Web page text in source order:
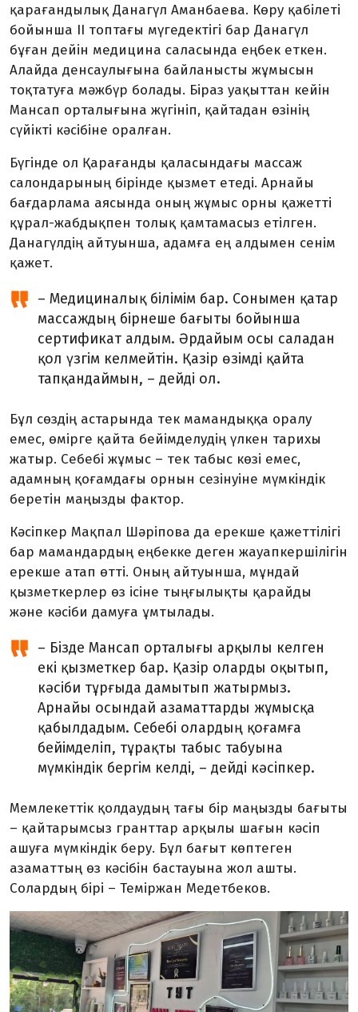
қарағандылық Данагүл Аман­баева. Көру қабілеті
бойынша II топтағы мүгедектігі бар Данагүл
бұған дейін медицина саласында еңбек еткен.
Алайда денсаулығына байланысты жұмысын
тоқтатуға мәжбүр болады. Біраз уақыттан кейін
Мансап орталығына жүгініп, қайтадан өзінің
сүйікті кәсібіне оралған.
Бүгінде ол Қарағанды қаласындағы массаж
салондарының бірінде қызмет етеді. Арнайы
бағдарлама аясында оның жұмыс орны қажетті
құрал-жабдықпен толық қамтамасыз етілген.
Данагүлдің айтуынша, адамға ең алдымен сенім
қажет.
– Медициналық білімім бар. Сонымен қатар
массаждың бірнеше бағыты бойынша
сертификат алдым. Әрдайым осы саладан
қол үзгім келмейтін. Қазір өзімді қайта
тапқандаймын, – дейді ол.
Бұл сөздің астарында тек мамандыққа оралу
емес, өмірге қайта бейімделудің үлкен тарихы
жатыр. Себебі жұмыс – тек табыс көзі емес,
адамның қоғамдағы орнын се­зінуіне мүмкіндік
беретін маңызды фактор.
Кәсіпкер Мақпал Шәріпова да ерекше қажеттілігі
бар мамандардың еңбекке деген жауапкершілігін
ерекше атап өтті. Оның айтуынша, мұндай
қызметкерлер өз ісіне тыңғылықты қарайды
және кәсіби дамуға ұмтылады.
– Бізде Мансап орталығы арқылы келген
екі қызметкер бар. Қазір оларды оқытып,
кәсіби тұрғыда дамытып жатыр­мыз.
Арнайы осындай азаматтарды жұ­мыс­қа
қабылдадым. Себебі олардың қо­ғамға
бейімделіп, тұрақты табыс табуына
мүмкіндік бергім келді, – дейді кәсіпкер.
Мемлекеттік қолдаудың тағы бір маңыз­ды бағыты
– қайтарымсыз гранттар арқылы шағын кәсіп
ашуға мүмкіндік беру. Бұл бағыт көптеген
азаматтың өз кәсібін бастауына жол ашты.
Солардың бірі – Теміржан Медетбеков.